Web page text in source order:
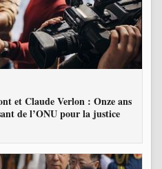
et Claude Verlon : Onze ans
de l’ONU pour la justice